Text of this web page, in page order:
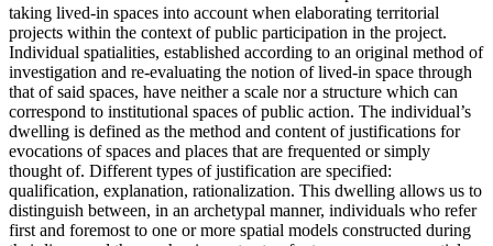
taking lived-in spaces into account when elaborating territorial
projects within the context of public participation in the project.
Individual spatialities, established according to an original method of
investigation and re-evaluating the notion of lived-in space through
that of said spaces, have neither a scale nor a structure which can
correspond to institutional spaces of public action. The individual’s
dwelling is defined as the method and content of justifications for
evocations of spaces and places that are frequented or simply
thought of. Different types of justification are specified:
qualification, explanation, rationalization. This dwelling allows us to
distinguish between, in an archetypal manner, individuals who refer
first and foremost to one or more spatial models constructed during